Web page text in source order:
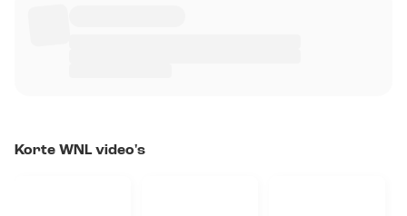
Korte WNL video's